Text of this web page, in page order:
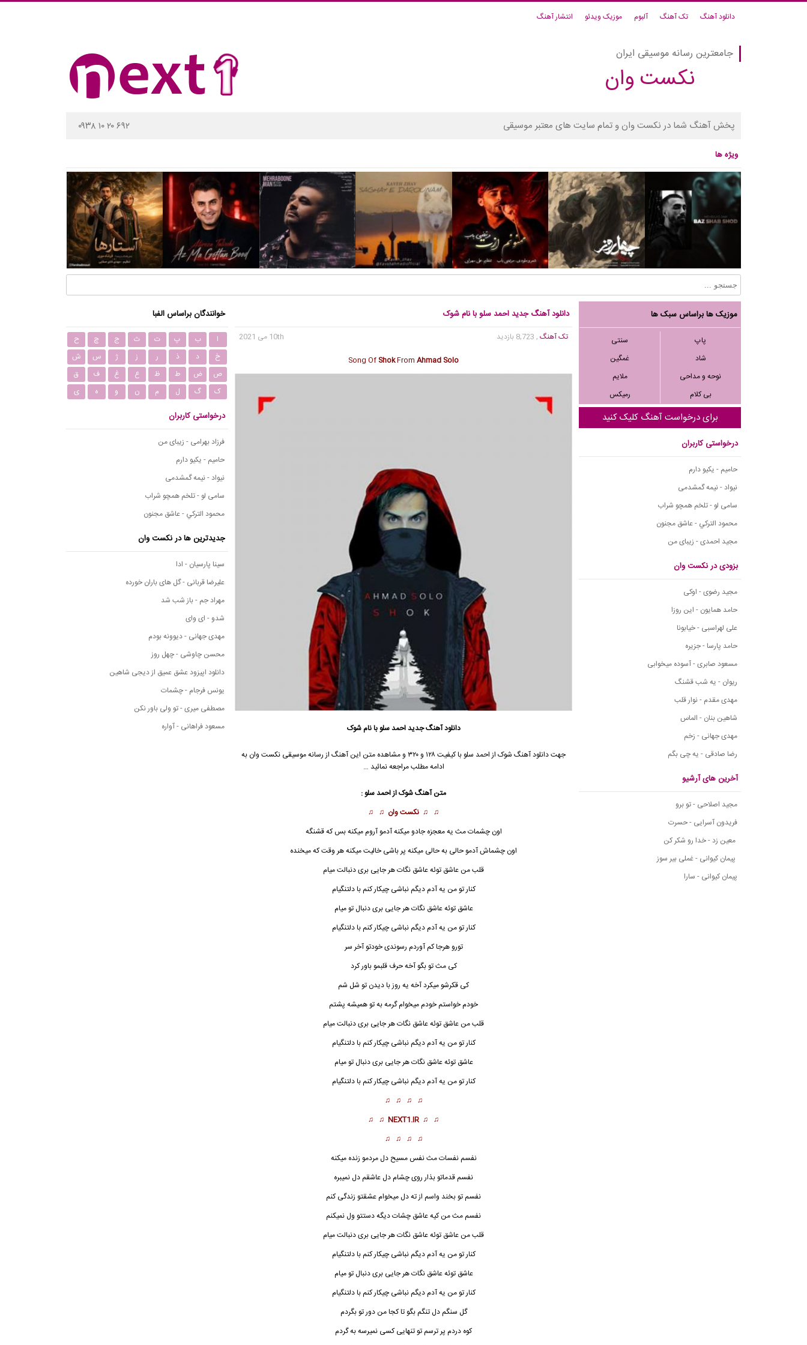
دانلود آهنگ تک آهنگ آلبوم موزیک ویدئو انتشار آهنگ
جامعترین رسانه موسیقی ایران
نکست وان
پخش آهنگ شما در نکست وان و تمام سایت های معتبر موسیقی ۰۹۳۸ ۱۰ ۲۰ ۶۹۲
ویژه ها
موزیک ها براساس سبک ها
پاپ
سنتی
شاد
غمگین
نوحه و مداحی
ملایم
بی کلام
رمیکس
برای درخواست آهنگ کلیک کنید
درخواستی کاربران
حامیم - یکیو دارم
نیواد - نیمه گمشدمی
سامی لو - تلخم همچو شراب
محمود التركي - عاشق مجنون
مجید احمدی - زیبای من
بزودی در نکست وان
مجید رضوی - اوکی
حامد همایون - این روزا
علی لهراسبی - خیابونا
حامد پارسا - جزیره
مسعود صابری - آسوده میخوابی
ریوان - یه شب قشنگ
مهدی مقدم - نوار قلب
شاهین بنان - الماس
مهدی جهانی - زخم
رضا صادقی - یه چی بگم
آخرین های آرشیو
مجید اصلاحی - تو برو
فریدون آسرایی - حسرت
معین زد - خدا رو شکر کن
پیمان کیوانی - غملی بیر سوز
پیمان کیوانی - سارا
دانلود آهنگ جدید احمد سلو با نام شوک
تک آهنگ, 8,723 بازدید
10th می 2021
Song Of ShokFromAhmad Solo
دانلود آهنگ جدیداحمد سلو با نام شوک
جهت دانلود آهنگ شوک از احمد سلو با کیفیت ۱۲۸ و ۳۲۰ و مشاهده متن این آهنگ از رسانه موسیقی نکست وان به
ادامه مطلب مراجعه نمائید …
متن آهنگشوکاز احمد سلو :
♫ ♫ نکست وان ♫ ♫
اون چشمات مث یه معجزه جادو میکنه آدمو آروم میکنه بس که قشنگه
اون چشماش آدمو حالی به حالی میکنه پر باشی خالیت میکنه هر وقت که میخنده
قلب من عاشق توئه عاشق نگات هر جایی بری دنبالت میام
کنار تو من یه آدم دیگم نباشی چیکار کنم با دلتنگیام
عاشق توئه عاشق نگات هر جایی بری دنبال تو میام
کنار تو من یه آدم دیگم نباشی چیکار کنم با دلتنگیام
تورو هرجا کم آوردم رسوندی خودتو آخر سر
کی مث تو بگو آخه حرف قلبمو باور کرد
کی قکرشو میکرد آخه یه روز با دیدن تو شل شم
خودم خواستم خودم میخوام گرمه به تو همیشه پشتم
قلب من عاشق توئه عاشق نگات هر جایی بری دنبالت میام
کنار تو من یه آدم دیگم نباشی چیکار کنم با دلتنگیام
عاشق توئه عاشق نگات هر جایی بری دنبال تو میام
کنار تو من یه آدم دیگم نباشی چیکار کنم با دلتنگیام
♫ ♫ ♫ ♫
♫ ♫
NEXT1.IR
♫ ♫
♫ ♫ ♫ ♫
نفسم نفسات مث نفس مسیح دل مردمو زنده میکنه
نفسم قدماتو بذار روی چشام دل عاشقم دل نمیبره
نفسم تو بخند واسم از ته دل میخوام عشقتو زندگی کنم
نفسم مث من کیه عاشق چشات دیگه دستتو ول نمیکنم
قلب من عاشق توئه عاشق نگات هر جایی بری دنبالت میام
کنار تو من یه آدم دیگم نباشی چیکار کنم با دلتنگیام
عاشق توئه عاشق نگات هر جایی بری دنبال تو میام
کنار تو من یه آدم دیگم نباشی چیکار کنم با دلتنگیام
گل سنگم دل تنگم بگو تا کجا من دور تو بگردم
کوه دردم پر ترسم تو تنهایی کسی نمیرسه به گردم
خوانندگان براساس الفبا
ا ب پ ت ث ج چ
ح
خ
د ذ ر ز ژ س
ش
ص
ض ط ظ ع غ ف
ق
ک
گ ل م ن و ه ی
درخواستی کاربران
فرزاد بهرامی - زیبای من
حامیم - یکیو دارم
نیواد - نیمه گمشدمی
سامی لو - تلخم همچو شراب
محمود التركي - عاشق مجنون
جدیدترین ها در نکست وان
سینا پارسیان - ادا
علیرضا قربانی - گل های باران خورده
مهراد جم - باز شب شد
شدو - ای وای
مهدی جهانی - دیوونه بودم
محسن چاوشی - چهل روز
دانلود اپیزود عشق عمیق از دیجی شاهین
یونس فرجام - چشمات
مصطفی میری - تو ولی باور نکن
مسعود فراهانی - آواره